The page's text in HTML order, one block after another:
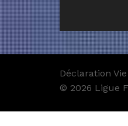
Déclaration
© 2026 Ligue